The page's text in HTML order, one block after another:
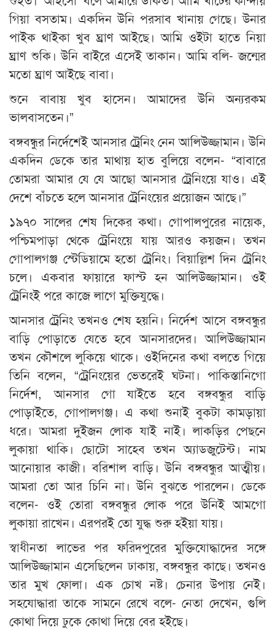
গিয়া বসতাম। একদিন উনি পরসাব খানায় গেছে। উনার
পাইক থাইকা খুব ঘ্রাণ আইছে। আমি ওইটা হাতে নিয়া
ঘ্রাণ শুকি। উনি বাইরে এসেই তাকান। আমি বলি- জন্মের
মতো ঘ্রাণ আইছে বাবা।
শুনে বাবায় খুব হাসেন। আমাদের উনি অন্যরকম
ভালবাসতেন।”
বঙ্গবন্ধুর নির্দেশেই আনসার ট্রেনিং নেন আলিউজ্জামান। উনি
একদিন ডেকে তার মাথায় হাত বুলিয়ে বলেন- “বাবারে
তোমরা আমার যে যে আছো আনসার ট্রেনিংয়ে যাও। এই
দেশে বাঁচতে হলে আনসার ট্রেনিংয়ের প্রয়োজন আছে।”
১৯৭০ সালের শেষ দিকের কথা। গোপালপুরের নায়েক,
পশ্চিমপাড়া থেকে ট্রেনিংয়ে যায় আরও কয়জন। তখন
গোপালগঞ্জ স্টেডিয়ামে হতো ট্রেনিং। বিয়াল্লিশ দিন ট্রেনিং
চলে। একবার ফায়ারে ফাস্ট হন আলিউজ্জামান। ওই
ট্রেনিংই পরে কাজে লাগে মুক্তিযুদ্ধে।
আনসার ট্রেনিং তখনও শেষ হয়নি। নির্দেশ আসে বঙ্গবন্ধুর
বাড়ি পোড়াতে যেতে হবে আনসারদের। আলিউজ্জামান
তখন কৌশলে লুকিয়ে থাকে। ওইদিনের কথা বলতে গিয়ে
তিনি বলেন, “ট্রেনিংয়ের ভেতরেই ঘটনা। পাকিস্তানিগো
নির্দেশ, আনসার গো যাইতে হবে বঙ্গবন্ধুর বাড়ি
পোড়াইতে, গোপালগঞ্জ। এ কথা শুনাই বুকটা কামড়ায়া
ধরে। আমরা দুইজন লোক যাই নাই। লাকড়ির পেছনে
লুকায়া থাকি। ছোটো সাহেব তখন অ্যাডজুটেন্ট। নাম
আনোয়ার কাজী। বরিশাল বাড়ি। উনি বঙ্গবন্ধুর আত্মীয়।
আমরা তো আর চিনি না। উনি বুঝতে পারলেন। ডেকে
বলেন- ওই তোরা বঙ্গবন্ধুর লোক পরে উনিই আমগো
লুকায়া রাখেন। এরপরই তো যুদ্ধ শুরু হইয়া যায়।
স্বাধীনতা লাভের পর ফরিদপুরের মুক্তিযোদ্ধাদের সঙ্গে
আলিউজ্জামান এসেছিলেন ঢাকায়, বঙ্গবন্ধুর কাছে। তখনও
তার মুখ ফোলা। এক চোখ নষ্ট। চেনার উপায় নেই।
সহযোদ্ধারা তাকে সামনে রেখে বলে- নেতা দেখেন, গুলি
কোথা দিয়ে ঢুকে কোথা দিয়ে বের হইছে।